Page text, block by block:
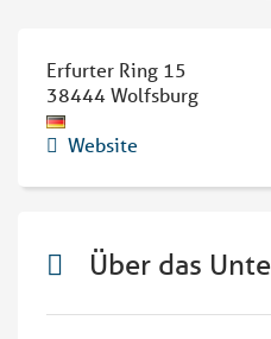
Erfurter Ring 15
38444Wolfsburg
Website
Über das